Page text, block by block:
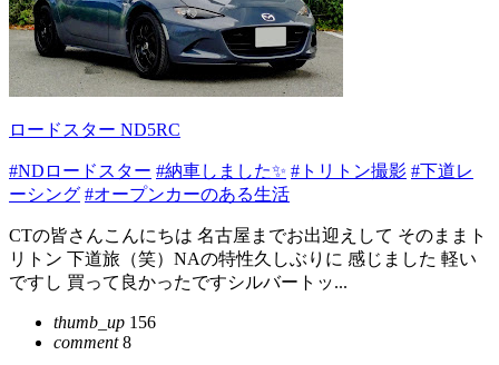
ロードスター ND5RC
#NDロードスター #納車しました✨ #トリトン撮影 #下道レ
ーシング #オープンカーのある生活
CTの皆さんこんにちは 名古屋までお出迎えして そのままト
リトン 下道旅（笑）NAの特性久しぶりに 感じました 軽い
ですし 買って良かったですシルバートッ...
thumb_up 156
comment8